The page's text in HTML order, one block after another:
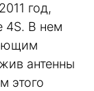
год,
4S. В нем
антенны
этого